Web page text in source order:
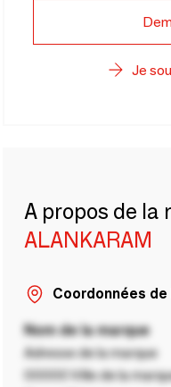
Je
A propos de la
ALANKARAM
Coordonnées de
Nom de la marque
Adresse de la marque
00000 Ville de la